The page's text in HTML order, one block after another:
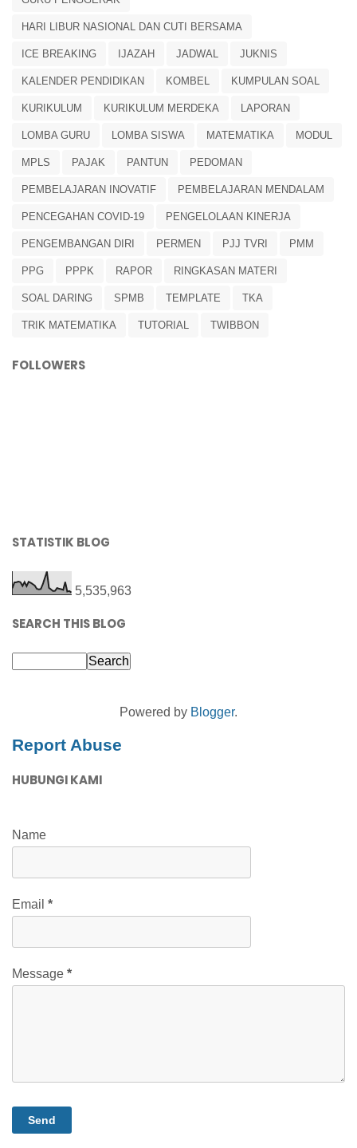
HARI LIBUR NASIONAL DAN CUTI BERSAMA
ICE BREAKING IJAZAH JADWAL JUKNIS
KALENDER PENDIDIKAN KOMBEL KUMPULAN SOAL
KURIKULUM KURIKULUM MERDEKA LAPORAN
LOMBA GURU LOMBA SISWA MATEMATIKA MODUL
MPLS PAJAK PANTUN PEDOMAN
PEMBELAJARAN INOVATIF PEMBELAJARAN MENDALAM
PENCEGAHAN COVID-19 PENGELOLAAN KINERJA
PENGEMBANGAN DIRI PERMEN PJJ TVRI PMM
PPG PPPK RAPOR RINGKASAN MATERI
SOAL DARING SPMB TEMPLATE TKA
TRIK MATEMATIKA TUTORIAL TWIBBON
FOLLOWERS
STATISTIK BLOG
5,535,963
SEARCH THIS BLOG
Powered by Blogger.
Report Abuse
HUBUNGI KAMI
Name
Email *
Message *